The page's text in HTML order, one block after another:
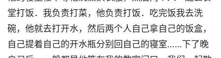
堂打饭．我负责打菜，他负责打饭．吃完饭我去洗
碗，他就去打开水，然后两个人自己拿自己的饭盒，
自己提着自己的开水瓶分别回自己的寝室……下了晚